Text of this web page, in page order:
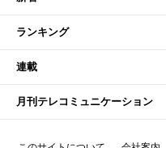
ランキング
連載
月刊テレコミュニケーション